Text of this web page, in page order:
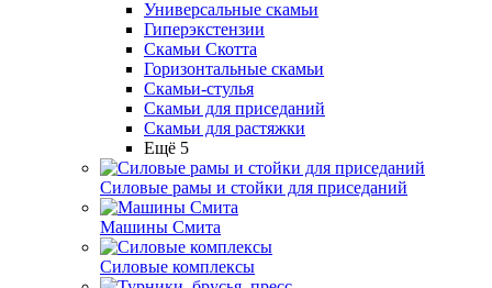
Универсальные скамьи
Гиперэкстензии
Скамьи Скотта
Горизонтальные скамьи
Скамьи-стулья
Скамьи для приседаний
Скамьи для растяжки
Ещё 5
Силовые рамы и стойки для приседаний
Машины Смита
Силовые комплексы